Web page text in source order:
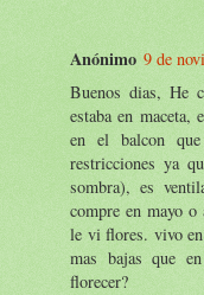
Anónimo 9 de
Buenos dias, He
estaba en maceta,
en el balcon
restricciones ya
sombra), es
compre en mayo
le vi flores. vivo
mas bajas que
florecer?